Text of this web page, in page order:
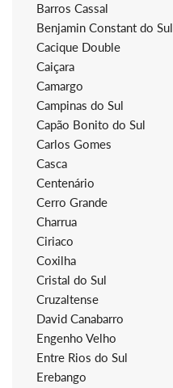
Barros Cassal
Benjamin Constant do Sul
Cacique Double
Caiçara
Camargo
Campinas do Sul
Capão Bonito do Sul
Carlos Gomes
Casca
Centenário
Cerro Grande
Charrua
Ciriaco
Coxilha
Cristal do Sul
Cruzaltense
David Canabarro
Engenho Velho
Entre Rios do Sul
Erebango